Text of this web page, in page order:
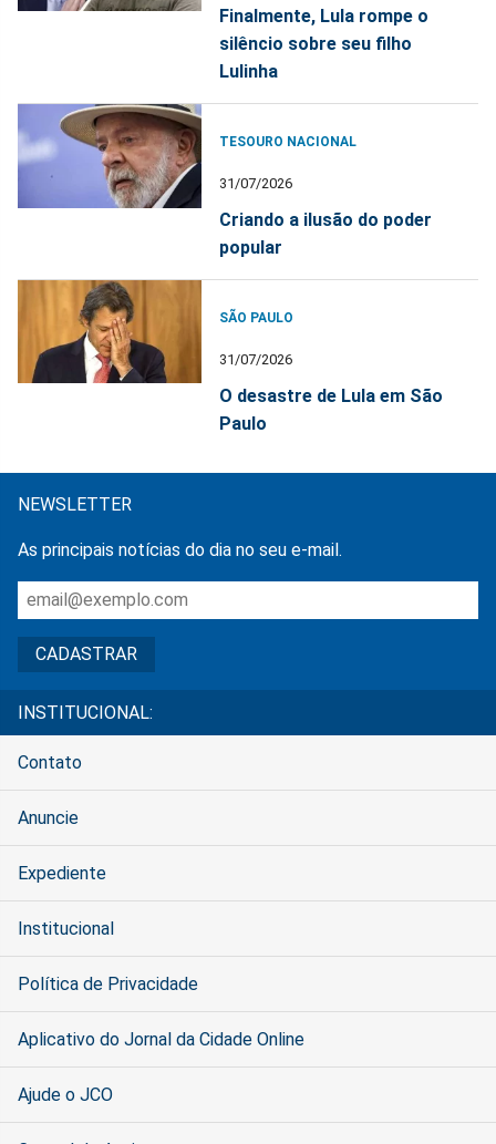
Finalmente, Lula rompe o
silêncio sobre seu filho
Lulinha
TESOURO NACIONAL
31/07/2026
Criando a ilusão do poder
popular
SÃO PAULO
31/07/2026
O desastre de Lula em São
Paulo
NEWSLETTER
As principais notícias do dia no seu e-mail.
INSTITUCIONAL:
Contato
Anuncie
Expediente
Institucional
Política de Privacidade
Aplicativo do Jornal da Cidade Online
Ajude o JCO